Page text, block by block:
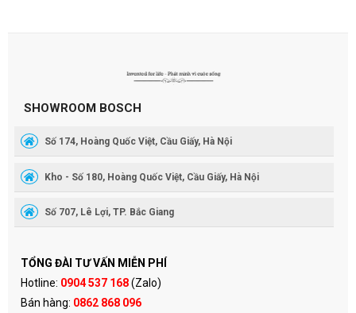
SHOWROOM BOSCH
Số 174, Hoàng Quốc Việt, Cầu Giấy, Hà Nội
Kho - Số 180, Hoàng Quốc Việt, Cầu Giấy, Hà Nội
Số 707, Lê Lợi, TP. Bắc Giang
TỔNG ĐÀI TƯ VẤN MIỄN PHÍ
Hotline: 0904 537 168(Zalo)
Bán hàng: 0862 868 096